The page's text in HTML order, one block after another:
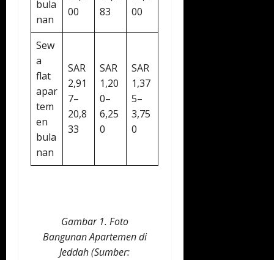
bula
nan
00
83
00
Sew
a
flat
apar
tem
en
bula
nan
SAR
2,91
7–
20,8
33
SAR
1,20
0–
6,25
0
SAR
1,37
5–
3,75
0
Gambar 1. Foto
Bangunan Apartemen di
Jeddah (Sumber: